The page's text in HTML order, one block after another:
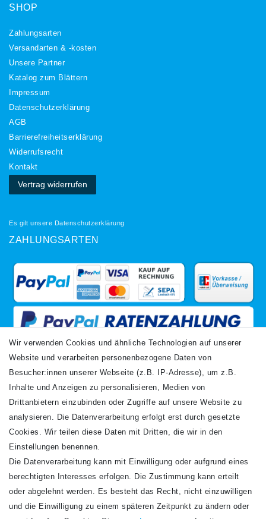
SHOP
Zahlungsarten
Versandarten & -kosten
Unsere Partner
Katalog zum Blättern
Impressum
Daten­schutz­erklärung
AGB
Barrierefreiheitserklärung
Widerrufs­recht
Kontakt
Vertrag widerrufen
Es gilt unsere Datenschutzerklärung
ZAHLUNGSARTEN
VERSANDARTEN
Newsletter
Honig
Wir verwenden Cookies und ähnliche Technologien auf unserer
Website und verarbeiten personenbezogene Daten von
Besucher:innen unserer Webseite (z.B. IP-Adresse), um z.B.
Inhalte und Anzeigen zu personalisieren, Medien von
Drittanbietern einzubinden oder Zugriffe auf unsere Website zu
analysieren. Die Datenverarbeitung erfolgt erst durch gesetzte
Cookies. Wir teilen diese Daten mit Dritten, die wir in den
Einstellungen benennen.
Die Datenverarbeitung kann mit Einwilligung oder aufgrund eines
berechtigten Interesses erfolgen. Die Zustimmung kann erteilt
oder abgelehnt werden. Es besteht das Recht, nicht einzuwilligen
und die Einwilligung zu einem späteren Zeitpunkt zu ändern oder